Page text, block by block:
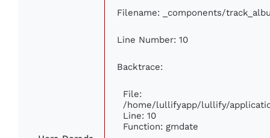
Filename: _components/
Line Number: 10
Backtrace:
File:
/home/lullifyapp/lullify/
Line: 10
Function: gmdate